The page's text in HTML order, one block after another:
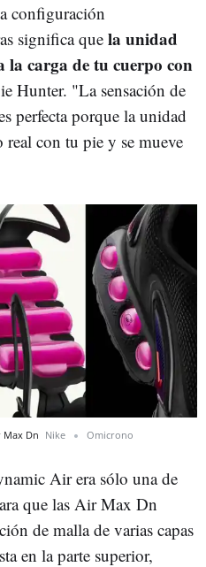
configuración
significa que la unidad
la carga de tu cuerpo con
Hunter. "La sensación de
perfecta porque la unidad
real con tu pie y se mueve
Max Dn Nike Omicrono
Air era sólo una de
que las Air Max Dn
de malla de varias capas
en la parte superior,